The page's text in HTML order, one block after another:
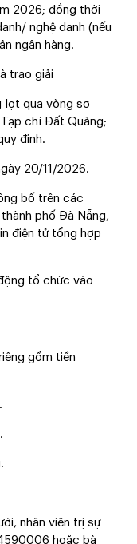
2026; đồng thời
nghệ danh (nếu
ngân hàng.
trao giải
lọt qua vòng sơ
chí Đất Quảng;
định.
20/11/2026.
bố trên các
phố Đà Nẵng,
điện tử tổng hợp
tổ chức vào
gồm tiền
nhân viên trị sự
hoặc bà